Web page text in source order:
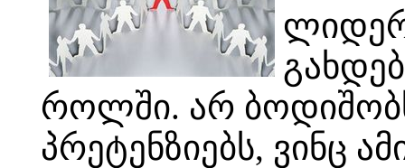
როლში. არ
პრეტენზიებს, ვინც